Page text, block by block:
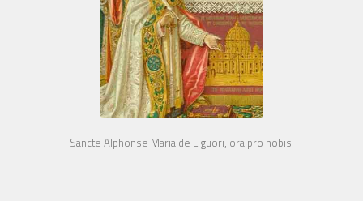
Sancte Alphonse Maria de Liguori, ora pro nobis!